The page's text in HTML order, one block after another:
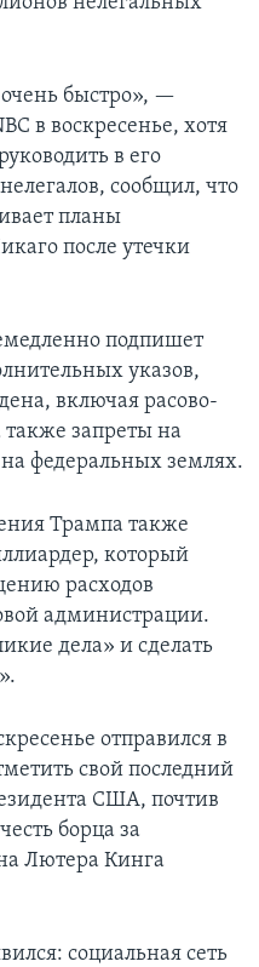
быстро», —
в воскресенье, хотя
в его
сообщил, что
планы
после утечки
подпишет
указов,
включая расово-
запреты на
федеральных землях.
Трампа также
который
расходов
администрации.
дела» и сделать
отправился в
свой последний
США, почтив
борца за
Лютера Кинга
социальная сеть